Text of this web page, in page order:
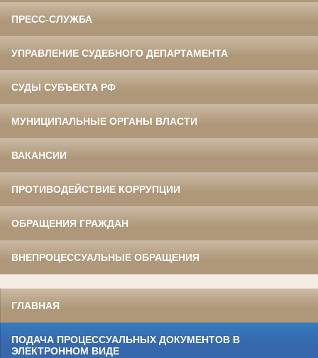
ПРЕСС-СЛУЖБА
УПРАВЛЕНИЕ СУДЕБНОГО ДЕПАРТАМЕНТА
СУДЫ СУБЪЕКТА РФ
МУНИЦИПАЛЬНЫЕ ОРГАНЫ ВЛАСТИ
ВАКАНСИИ
ПРОТИВОДЕЙСТВИЕ КОРРУПЦИИ
ОБРАЩЕНИЯ ГРАЖДАН
ВНЕПРОЦЕССУАЛЬНЫЕ ОБРАЩЕНИЯ
ГЛАВНАЯ
ПОДАЧА ПРОЦЕССУАЛЬНЫХ ДОКУМЕНТОВ В
ЭЛЕКТРОННОМ ВИДЕ